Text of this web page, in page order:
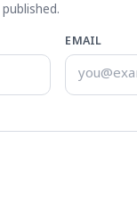
EMAIL